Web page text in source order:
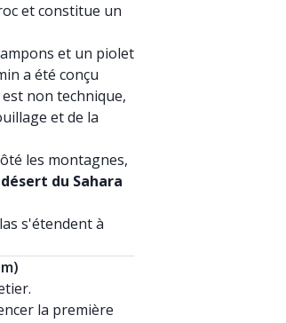
et constitue un
et un piolet
a été conçu
non technique,
et de la
les montagnes,
du Sahara
s'étendent à
la première